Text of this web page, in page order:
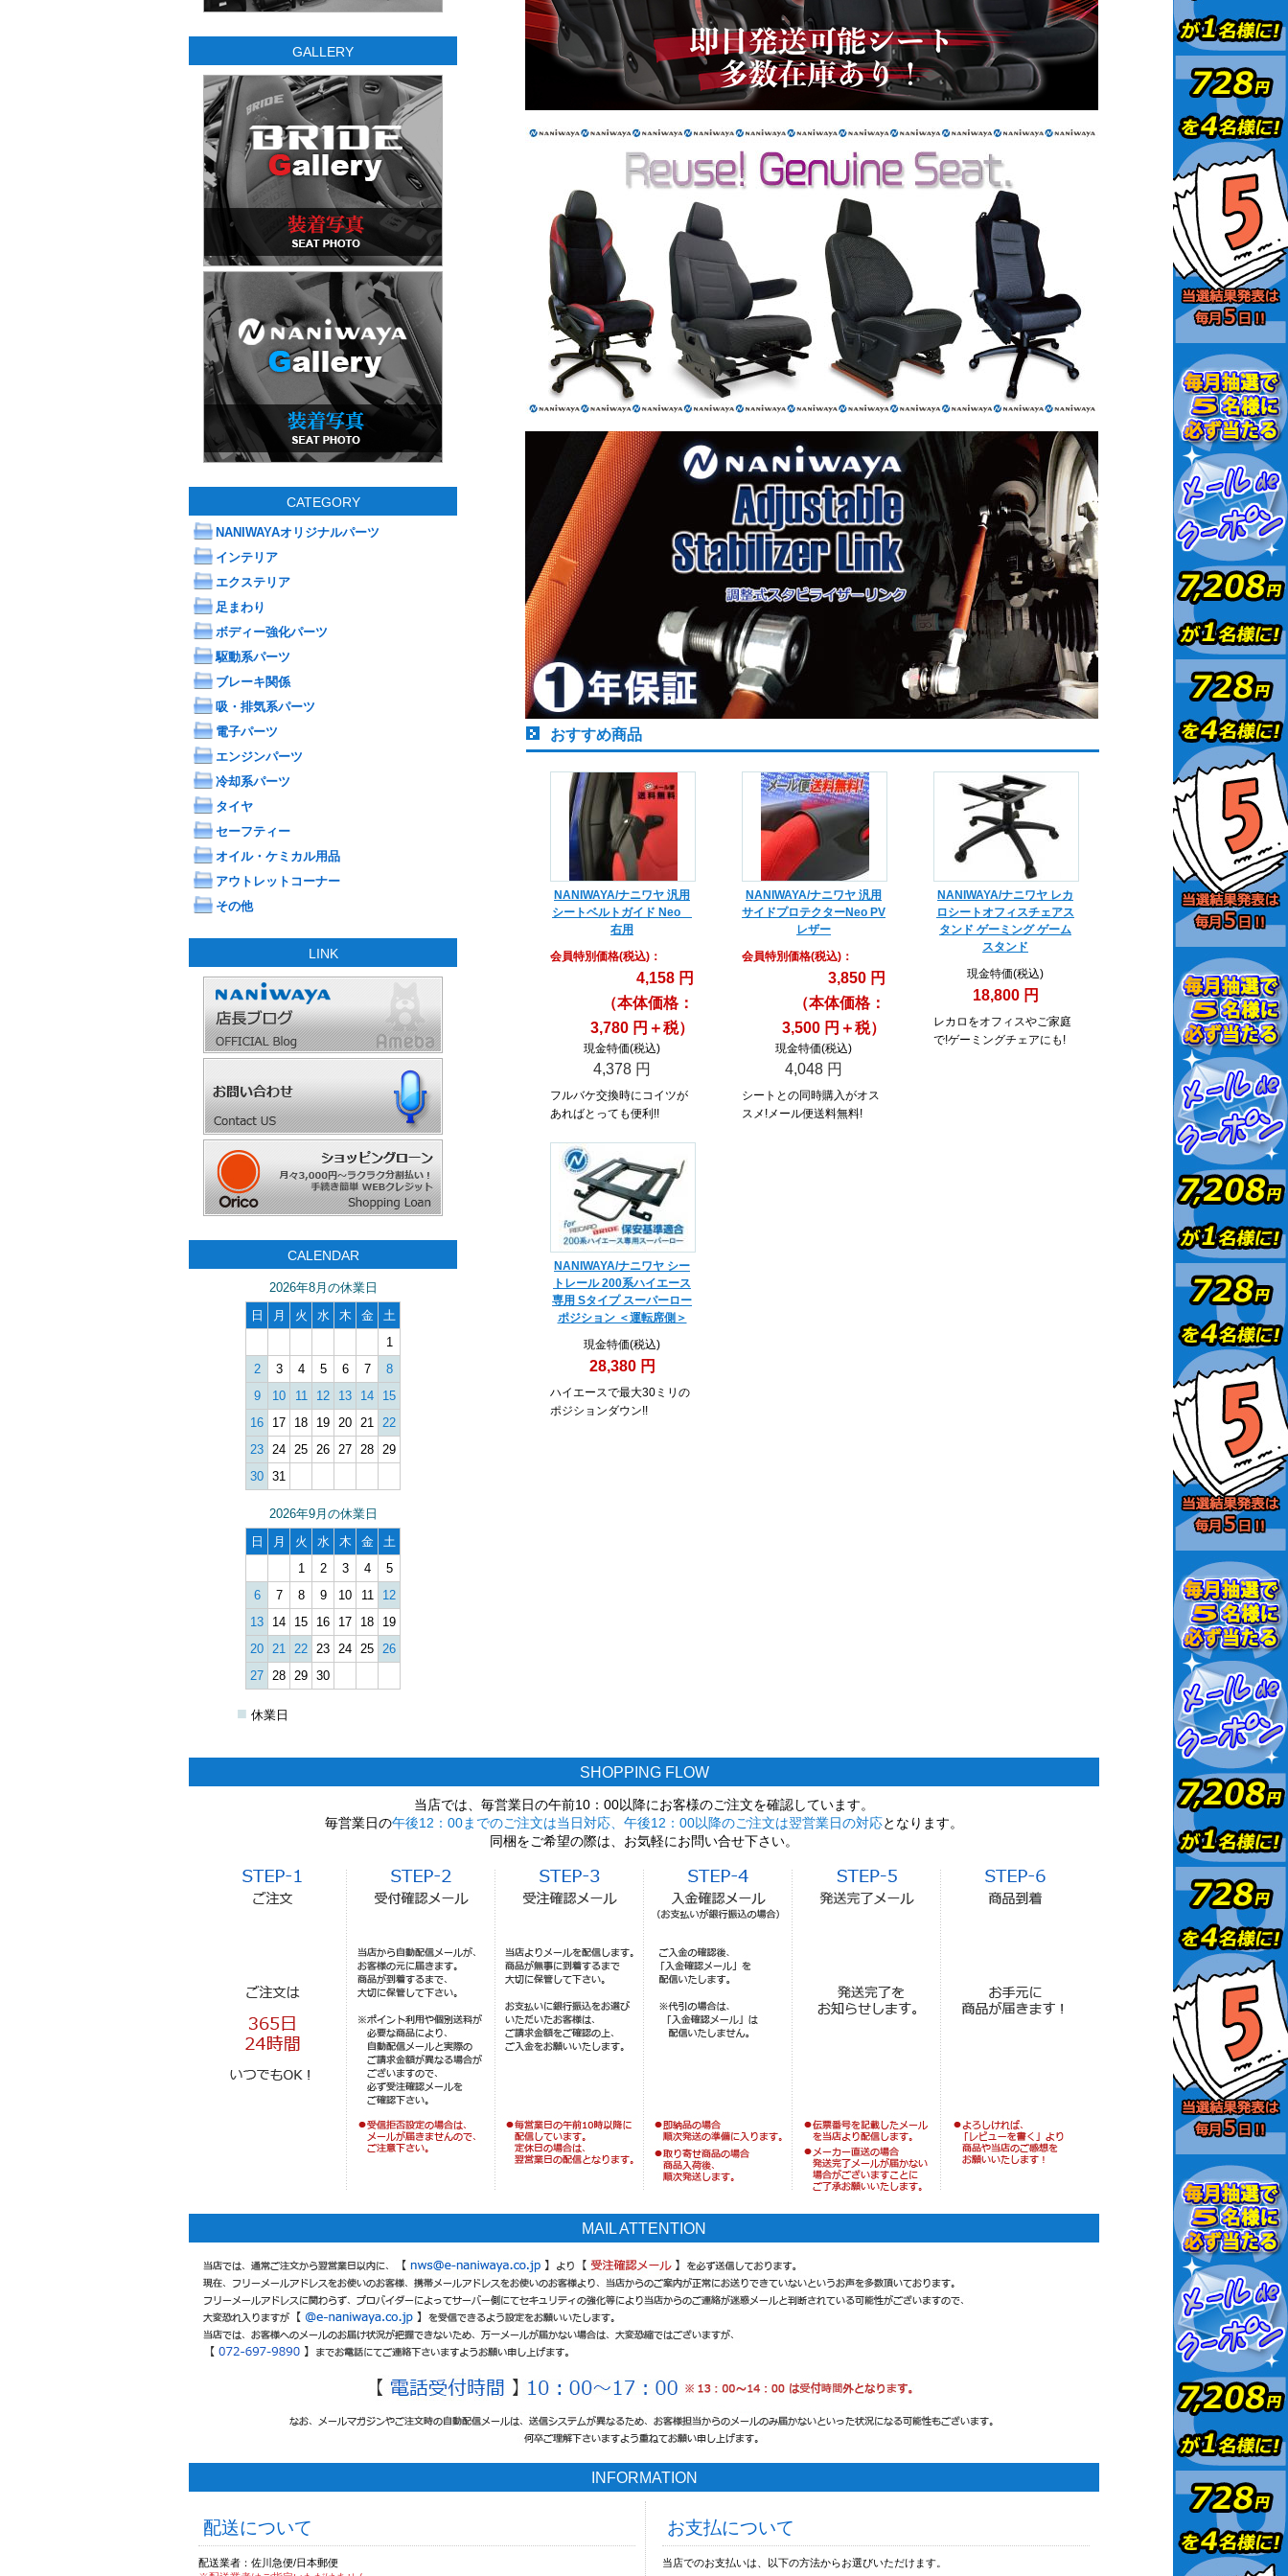
GALLERY
CATEGORY
NANIWAYAオリジナルパーツ
インテリア
エクステリア
足まわり
ボディー強化パーツ
駆動系パーツ
ブレーキ関係
吸・排気系パーツ
電子パーツ
エンジンパーツ
冷却系パーツ
タイヤ
セーフティー
オイル・ケミカル用品
アウトレットコーナー
その他
LINK
CALENDAR
2026年8月の休業日
日
月 火 水 木 金
土
1
2
3 4 5 6 7
8
9
10 11 12 13 14
15
16
17 18 19 20 21 22
23 24 25 26 27 28 29
30 31
2026年9月の休業日
日
月 火 水 木 金
土
1
2 3 4
5
6
7 8 9 10 11
12
13
14 15 16 17 18
19
20 21 22 23 24 25 26
27 28 29 30
■ 休業日
おすすめ商品
NANIWAYA/ナニワヤ 汎用
シートベルトガイド Neo
右用
会員特別価格(税込) ：
4,158 円
（本体価格：
3,780 円＋税）
現金特価(税込)
4,378 円
フルバケ交換時にコイツが
あればとっても便利!!
NANIWAYA/ナニワヤ 汎用
サイドプロテクターNeo PV
レザー
会員特別価格(税込) ：
3,850 円
（本体価格：
3,500 円＋税）
現金特価(税込)
4,048 円
シートとの同時購入がオス
スメ!メール便送料無料!
NANIWAYA/ナニワヤ レカ
ロシートオフィスチェアス
タンド ゲーミング ゲーム
スタンド
現金特価(税込)
18,800 円
レカロをオフィスやご家庭
で!ゲーミングチェアにも!
NANIWAYA/ナニワヤ シー
トレール 200系ハイエース
専用 Sタイプ スーパーロー
ポジション ＜運転席側＞
現金特価(税込)
28,380 円
ハイエースで最大30ミリの
ポジションダウン!!
SHOPPING FLOW
当店では、毎営業日の午前10：00以降にお客様のご注文を確認しています。
毎営業日の午後12：00までのご注文は当日対応、午後12：00以降のご注文は翌営業日の対応となります。
同梱をご希望の際は、お気軽にお問い合せ下さい。
MAIL ATTENTION
INFORMATION
配送について
配送業者：佐川急便/日本郵便
お支払について
当店でのお支払いは、以下の方法からお選びいただけます。